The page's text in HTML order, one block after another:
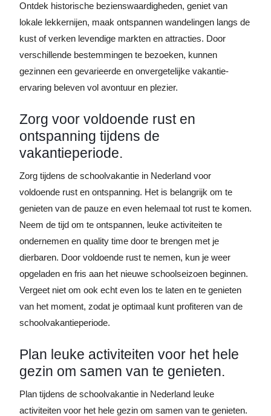
Ontdek historische bezienswaardigheden, geniet van
lokale lekkernijen, maak ontspannen wandelingen langs de
kust of verken levendige markten en attracties. Door
verschillende bestemmingen te bezoeken, kunnen
gezinnen een gevarieerde en onvergetelijke vakantie-
ervaring beleven vol avontuur en plezier.
Zorg voor voldoende rust en
ontspanning tijdens de
vakantieperiode.
Zorg tijdens de schoolvakantie in Nederland voor
voldoende rust en ontspanning. Het is belangrijk om te
genieten van de pauze en even helemaal tot rust te komen.
Neem de tijd om te ontspannen, leuke activiteiten te
ondernemen en quality time door te brengen met je
dierbaren. Door voldoende rust te nemen, kun je weer
opgeladen en fris aan het nieuwe schoolseizoen beginnen.
Vergeet niet om ook echt even los te laten en te genieten
van het moment, zodat je optimaal kunt profiteren van de
schoolvakantieperiode.
Plan leuke activiteiten voor het hele
gezin om samen van te genieten.
Plan tijdens de schoolvakantie in Nederland leuke
activiteiten voor het hele gezin om samen van te genieten.